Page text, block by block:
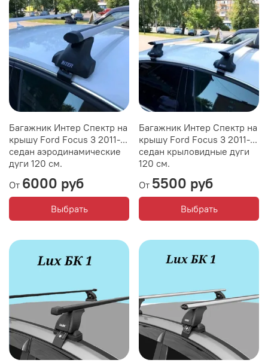
Багажник Интер Спектр на
крышу Ford Focus 3 2011-...
седан аэродинамические
дуги 120 см.
От 6000 руб
Выбрать
Багажник Интер Спектр на
крышу Ford Focus 3 2011-...
седан крыловидные дуги
120 см.
От 5500 руб
Выбрать